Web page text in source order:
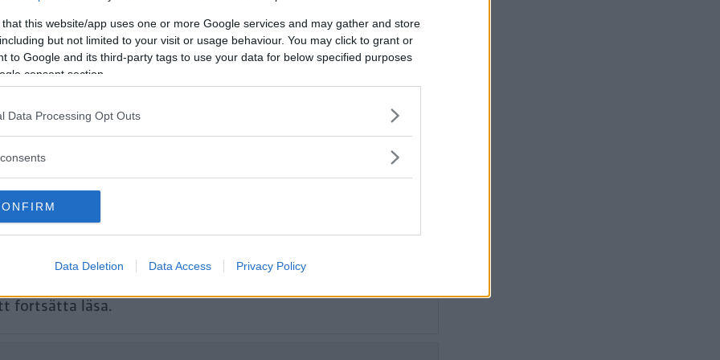
that this website/app uses one or more Google services and may gather and store
but not limited to your visit or usage behaviour. You may click to grant or
to Google and its third-party tags to use your data for below specified purposes
consent section.
Data Processing Opt Outs
Data Deletion Data Access Privacy Policy
bilekonomi, kupébuller,
lastmått, krocksäkerhet och utrustning för
V60.
fortsätta läsa.